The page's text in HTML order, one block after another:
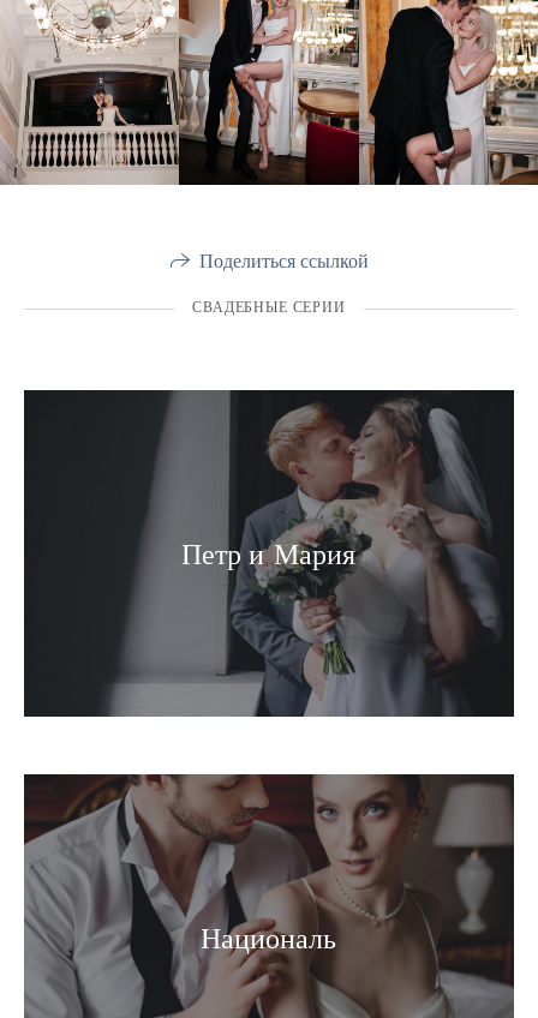
Поделиться ссылкой
СВАДЕБНЫЕ СЕРИИ
Петр и Мария
Националь